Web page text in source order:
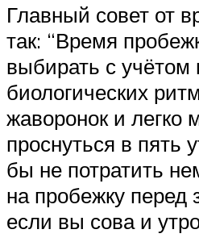
Главный совет от
так: “Время
выбирать с
биологических
жаворонок и легко
проснуться в пять
бы не потратить
на пробежку перед
если вы сова и